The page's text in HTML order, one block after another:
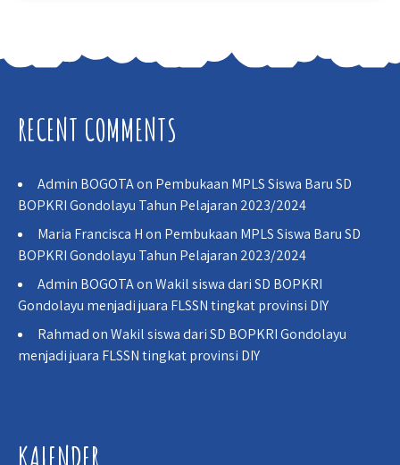
RECENT COMMENTS
Admin BOGOTAon Pembukaan MPLS Siswa Baru SD
BOPKRI Gondolayu Tahun Pelajaran 2023/2024
Maria Francisca Hon Pembukaan MPLS Siswa Baru SD
BOPKRI Gondolayu Tahun Pelajaran 2023/2024
Admin BOGOTAonWakil siswa dari SD BOPKRI
Gondolayu menjadi juara FLSSN tingkat provinsi DIY
RahmadonWakil siswa dari SD BOPKRI Gondolayu
menjadi juara FLSSN tingkat provinsi DIY